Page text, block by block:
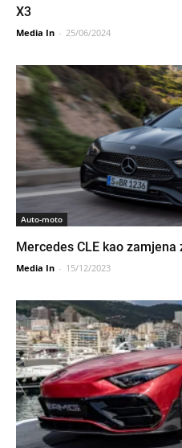
X3
Media In - 25/06/2024
Auto-moto
Mercedes CLE kao
Media In - 15/12/2023